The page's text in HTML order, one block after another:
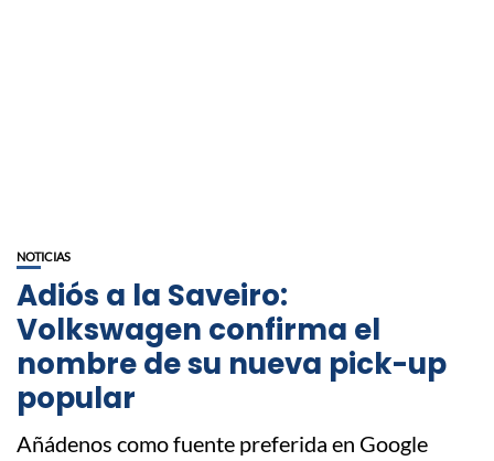
NOTICIAS
Adiós a la Saveiro:
Volkswagen confirma el
nombre de su nueva pick-up
popular
Añádenos como fuente preferida en Google